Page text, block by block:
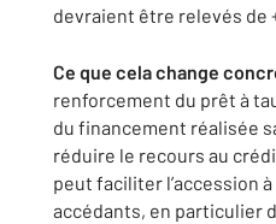
devraient être relevés de
Ce que cela change
renforcement du prêt à
du financement réalisée
réduire le recours au
peut faciliter l’accession
accédants, en particulier